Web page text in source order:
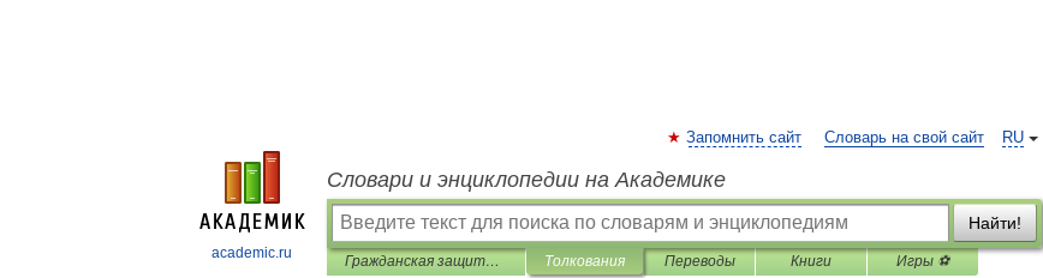
academic.ru
RU
Запомнить сайт Словарь на свой сайт
Словари и энциклопедии на Академике
Найти!
Гражданская защита. Понятийно-терминологический словарь Толкования Переводы Книги Игры ⚽